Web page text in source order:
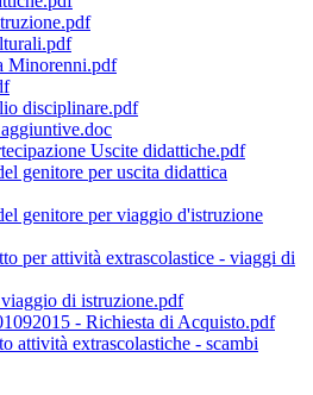
Minorenni.pdf
disciplinare.pdf
Uscite didattiche.pdf
genitore per uscita didattica
genitore per viaggio d'istruzione
per attività extrascolastice - viaggi di
di istruzione.pdf
- Richiesta di Acquisto.pdf
attività extrascolastiche - scambi